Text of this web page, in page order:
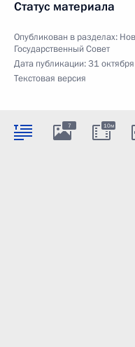
Статус материала
Опубликован в разделах:
Государственный Совет
Дата публикации:31
Текстовая версия
7 10м